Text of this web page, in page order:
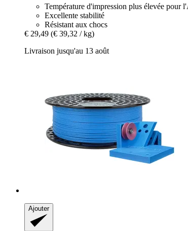
Température d'impression plus élevée pour
Excellente stabilité
Résistant aux chocs
€ 29,49 (€ 39,32 / kg)
Livraison jusqu'au 13 août
Ajouter